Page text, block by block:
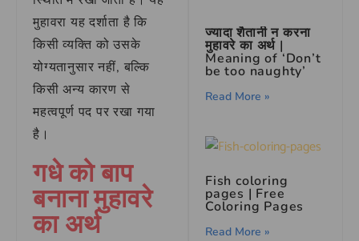
मुहावरा यह दर्शाता है कि
किसी व्यक्ति को उसके
योग्यतानुसार नहीं, बल्कि
किसी अन्य कारण से
महत्वपूर्ण पद पर रखा गया
है।
गधे को बाप
बनाना मुहावरे
का अर्थ
ज्यादा शैतानी न करना
मुहावरे का अर्थ |
Meaning of ‘Don’t
be too naughty’
Read More »
Fish coloring
pages | Free
Coloring Pages
Read More »